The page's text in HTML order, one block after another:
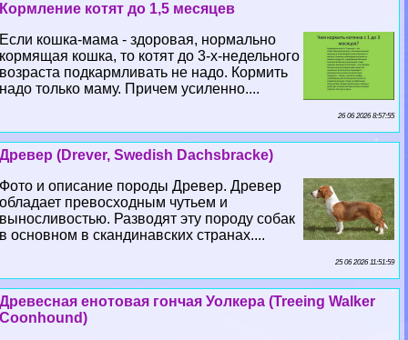
Кормление котят до 1,5 месяцев
Если кошка-мама - здоровая, нормально
кормящая кошка, то котят до 3-х-недельного
возраста подкармливать не надо. Кормить
надо только маму. Причем усиленно....
26 06 2026 8:57:55
Древер (Drever, Swedish Dachsbracke)
Фото и описание породы Древер. Древер
обладает превосходным чутьем и
выносливостью. Разводят эту породу собак
в основном в скандинавских странах....
25 06 2026 11:51:59
Древесная енотовая гончая Уолкера (Treeing Walker
Coonhound)